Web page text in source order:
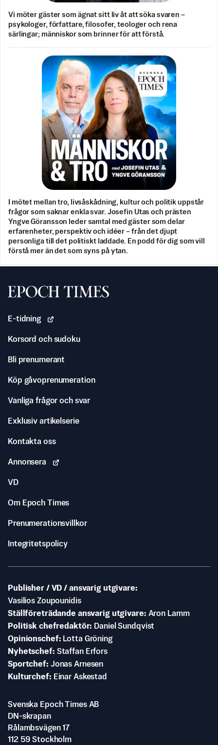
Vi möter gäster som ägnat sitt liv åt att söka svaren –
psykologer, författare, filosofer, teologer och rena
särlingar; människor som brinner för att förstå.
I mötet mellan tro, livsåskådning, kultur och politik uppstår
frågor som saknar enkla svar. Josefin Utas och prästen
Yngve Göransson leder samtal med gäster som delar
erfarenheter, perspektiv och idéer – från det djupt
personliga till det politiskt laddade. En podd för dig som vill
förstå mer än det som syns på ytan.
Svenska Epoch Times
E-tidning
Korsord och sudoku
Bli prenumerant
Köp gåvoprenumeration
Vanliga frågor och svar
Exklusiv artikelserie
Kontakta oss
Annonsera
VD
Om Epoch Times
Prenumerationsvillkor
Integritetspolicy
Publisher / VD / ansvarig utgivare
Vasilios Zoupounidis
Ställföreträdande ansvarig utgivare Aron Lamm
Politisk chefredaktör
Daniel Sundqvist
Opinionschef
Lotta Gröning
Nyhetschef Staffan Erfors
Sportchef Jonas Arnesen
Kulturchef
Einar Askestad
Svenska Epoch Times AB
DN-skrapan
Rålambsvägen 17
112 59 Stockholm